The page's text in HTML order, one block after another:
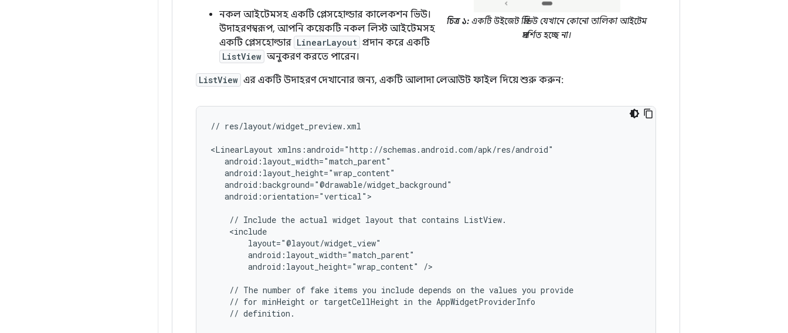
চিত্র ১: একটি উইজেট প্রিভিউ যেখানে কোনো তালিকা আইটেম
প্রদর্শিত হচ্ছে না।
নকল আইটেমসহ একটি প্লেসহোল্ডার কালেকশন ভিউ।
উদাহরণস্বরূপ, আপনি কয়েকটি নকল লিস্ট আইটেমসহ
একটি প্লেসহোল্ডার LinearLayout প্রদান করে একটি
ListView অনুকরণ করতে পারেন।
ListView এর একটি উদাহরণ দেখানোর জন্য, একটি আলাদা লেআউট ফাইল দিয়ে শুরু করুন:
// res/layout/widget_preview.xml
<LinearLayout
android:orientation="vertical">
// Include the actual widget layout that contains
android:layout_height="wrap_content"
/>
// The number of fake items you include depends on the values you
// for minHeight or targetCellHeight in the
// definition.